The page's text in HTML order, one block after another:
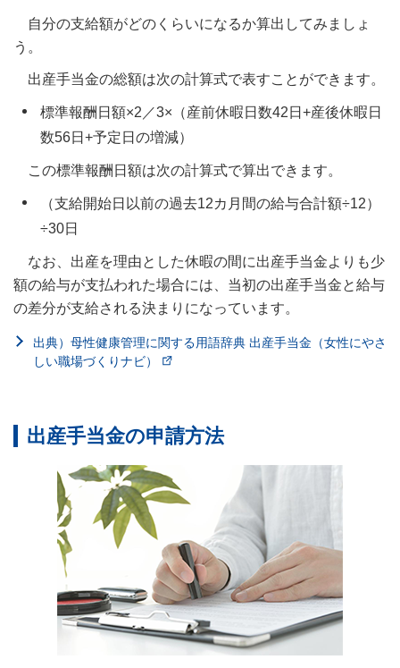
自分の支給額がどのくらいになるか算出してみましょ
う。
出産手当金の総額は次の計算式で表すことができます。
標準報酬日額×2／3×（産前休暇日数42日+産後休暇日
数56日+予定日の増減）
この標準報酬日額は次の計算式で算出できます。
（支給開始日以前の過去12カ月間の給与合計額÷12）
÷30日
なお、出産を理由とした休暇の間に出産手当金よりも少
額の給与が支払われた場合には、当初の出産手当金と給与
の差分が支給される決まりになっています。
出典）母性健康管理に関する用語辞典 出産手当金（女性にやさ
しい職場づくりナビ）
出産手当金の申請方法